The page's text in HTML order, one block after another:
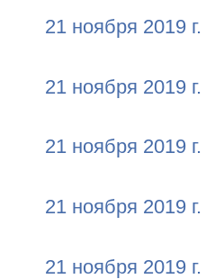
21 ноября 2019 г.
21 ноября 2019 г.
21 ноября 2019 г.
21 ноября 2019 г.
21 ноября 2019 г.